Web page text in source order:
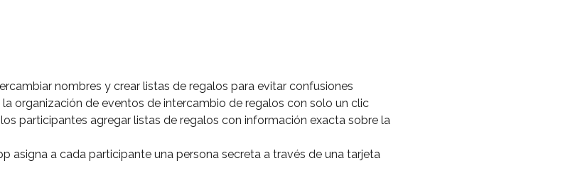
nombres y crear listas de regalos para evitar confusiones
organización de eventos de intercambio de regalos con solo un clic
participantes agregar listas de regalos con información exacta sobre la
asigna a cada participante una persona secreta a través de una tarjeta